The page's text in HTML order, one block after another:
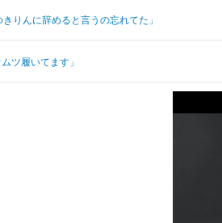
音楽
ペット
その他
りんに辞めると言うの忘れてた」
ツ履いてます」